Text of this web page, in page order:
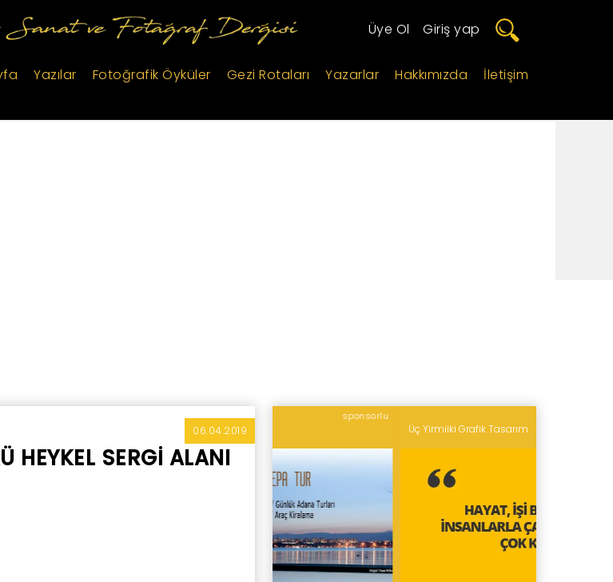
Üye Ol Giriş yap
Yazılar Fotoğrafik Öyküler Gezi Rotaları Yazarlar Hakkımızda İletişim
HEYKEL SERGİ ALANI
06.04.2019
sponsorlu